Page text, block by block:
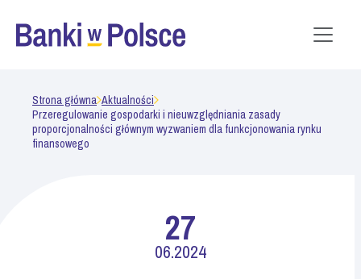
Strona główna Aktualności
Przeregulowanie gospodarki i nieuwzględniania zasady
proporcjonalności głównym wyzwaniem dla funkcjonowania rynku
finansowego
27
06.2024